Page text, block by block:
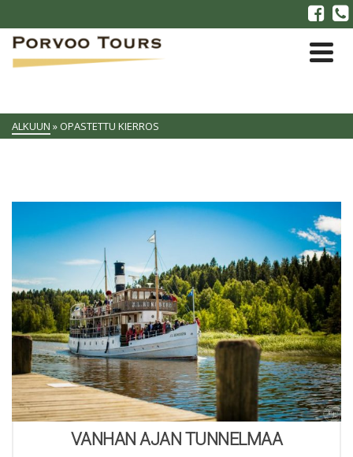
ALKUUN » OPASTETTU KIERROS
VANHAN AJAN TUNNELMAA